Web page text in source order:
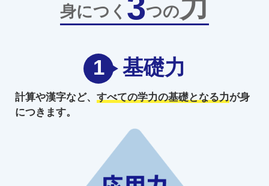
身につく つの
1 基礎力
計算や漢字など、 すべての学力の基礎となる力が身
につきます。